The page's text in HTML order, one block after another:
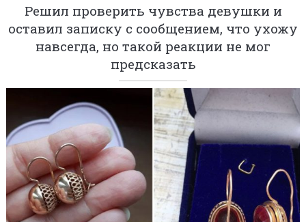
Решил проверить чувства девушки и
оставил записку с сообщением, что ухожу
навсегда, но такой реакции не мог
предсказать